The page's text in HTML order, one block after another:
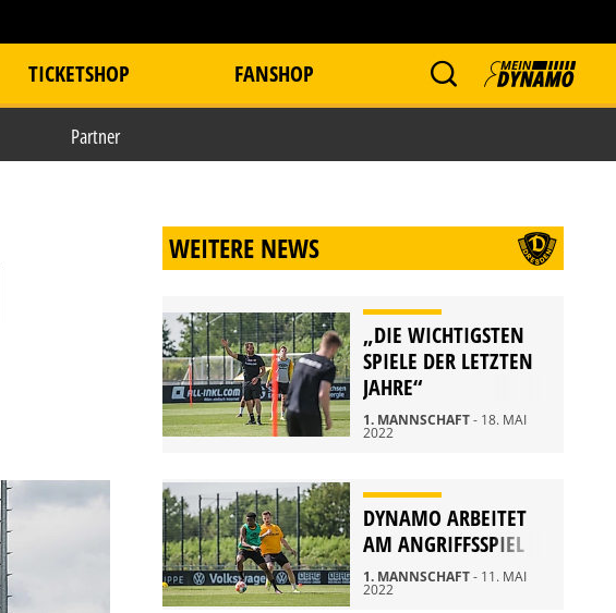
TICKETSHOP FANSHOP
Partner
WEITERE NEWS
„DIE WICHTIGSTEN
SPIELE DER LETZTEN
JAHRE“
1. MANNSCHAFT- 18. MAI
2022
DYNAMO ARBEITET
AM ANGRIFFSSPIEL
1. MANNSCHAFT- 11. MAI
2022